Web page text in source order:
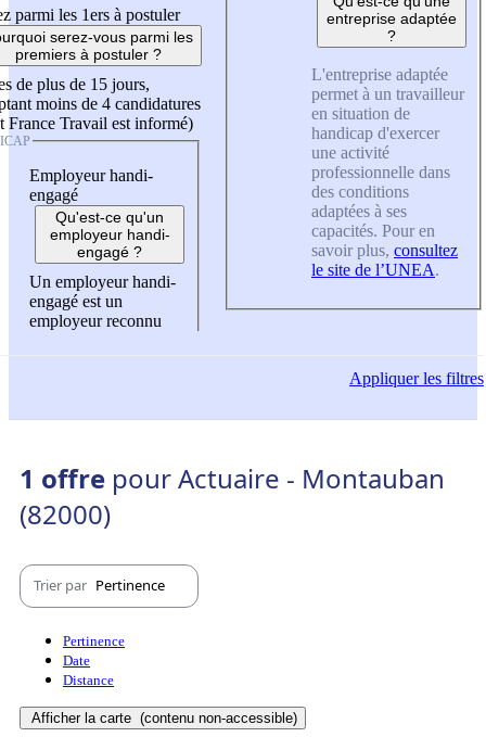
parmi les 1ers à postuler
serez-vous parmi les
premiers à postuler ?
de plus de 15 jours,
moins de 4 candidatures
France Travail est informé)
Employeur handi-
engagé
Qu'est-ce qu'un
employeur handi-
engagé ?
Un employeur handi-
engagé est un
employeur reconnu
entreprise adaptée
?
L'entreprise adaptée
permet à un travailleur
en situation de
handicap d'exercer
une activité
professionnelle dans
des conditions
adaptées à ses
capacités. Pour en
savoir plus, consultez
le site de l’UNEA.
Appliquerles filtres
1 offre pour Actuaire - Montauban
(82000)
Trier par Pertinence
Pertinence
Date
Distance
Afficher la carte (contenu non-accessible)